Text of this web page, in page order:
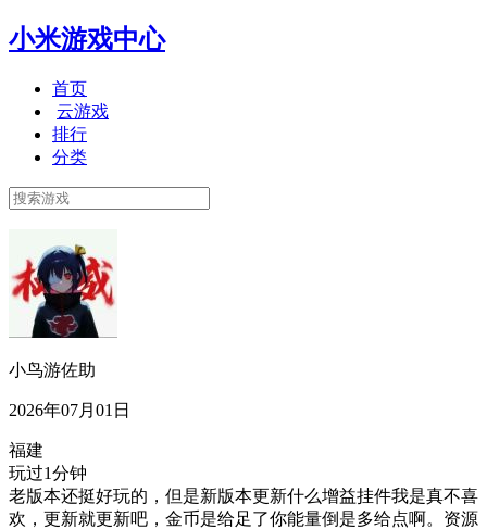
小米游戏中心
首页
云游戏
排行
分类
小鸟游佐助
2026年07月01日
福建
玩过1分钟
老版本还挺好玩的，但是新版本更新什么增益挂件我是真不喜
欢，更新就更新吧，金币是给足了你能量倒是多给点啊。资源